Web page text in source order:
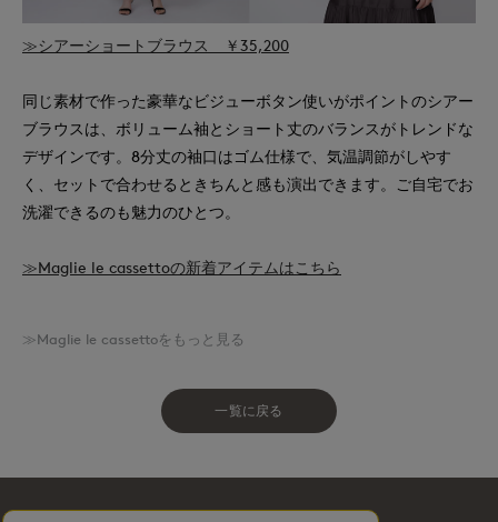
≫シアーショートブラウス ￥35,200
同じ素材で作った豪華なビジューボタン使いがポイントのシアー
ブラウスは、ボリューム袖とショート丈のバランスがトレンドな
デザインです。8分丈の袖口はゴム仕様で、気温調節がしやす
く、セットで合わせるときちんと感も演出できます。ご自宅でお
洗濯できるのも魅力のひとつ。
≫Maglie le cassettoの新着アイテムはこちら
≫Maglie le cassettoをもっと見る
一覧に戻る